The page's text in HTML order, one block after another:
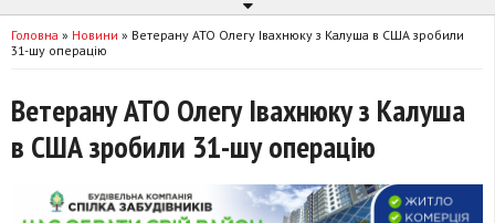
Головна » Новини » Ветерану АТО Олегу Івахнюку з Калуша в США зробили
31-шу операцію
Ветерану АТО Олегу Івахнюку з Калуша
в США зробили 31-шу операцію